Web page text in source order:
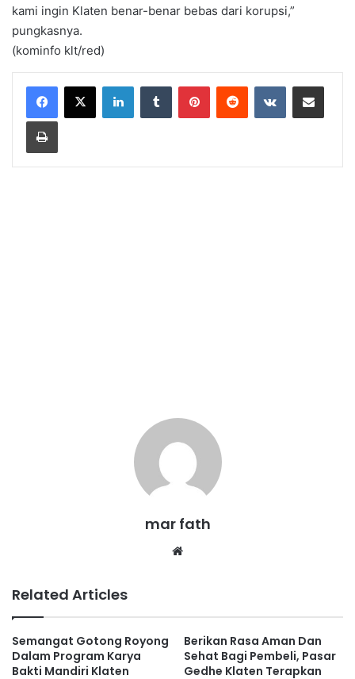
kami ingin Klaten benar-benar bebas dari korupsi,”
pungkasnya.
(kominfo klt/red)
mar fath
Related Articles
Semangat Gotong Royong
Dalam Program Karya
Bakti Mandiri Klaten
Berikan Rasa Aman Dan
Sehat Bagi Pembeli, Pasar
Gedhe Klaten Terapkan